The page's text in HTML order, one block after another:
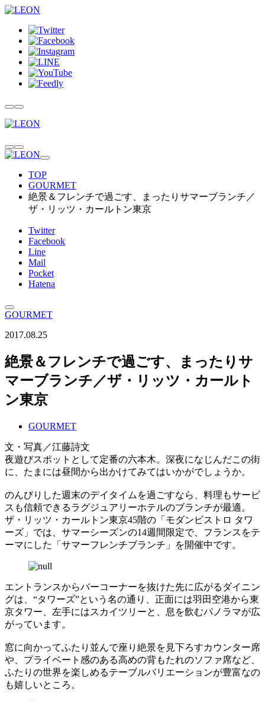
TOP
GOURMET
絶景＆フレンチで過ごす、まったりサマーブランチ／
ザ・リッツ・カールトン東京
Twitter
Facebook
Line
Mail
Pocket
Hatena
GOURMET
2017.08.25
絶景＆フレンチで過ごす、まったりサ
マーブランチ／ザ・リッツ・カールト
ン東京
GOURMET
文・写真／江藤詩文
夜遊びスポットとして定番の六本木。深夜になじんだこの街
に、たまには昼間から出かけてみてはいかがでしょうか。
のんびりした週末のデイタイムを過ごすなら、料理もサービ
スも信頼できるラグジュアリーホテルのブランチが最適。
ザ・リッツ・カールトン東京45階の「モダンビストロ タワ
ーズ」では、サマーシーズンの14週間限定で、フランスをテ
ーマにした「サマーフレンチブランチ」を開催中です。
エントランスからバーコーナーを抜けた先に広がるダイニン
グは、“タワーズ”という名の通り、正面には羽田空港から東
京タワー、左手にはスカイツリーと、息を飲むパノラマが広
がっています。
窓に向かってふたり並んで座り絶景を見下ろすカウンター席
や、プライベート感のある高めの背もたれのソファ席など、
ふたりの世界を楽しめるテーブルバリエーションが豊富なの
も嬉しいところ。